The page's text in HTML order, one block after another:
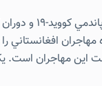
جنبه جديد ديگري
مهاجران افغانستاني
اين مهاجران است.